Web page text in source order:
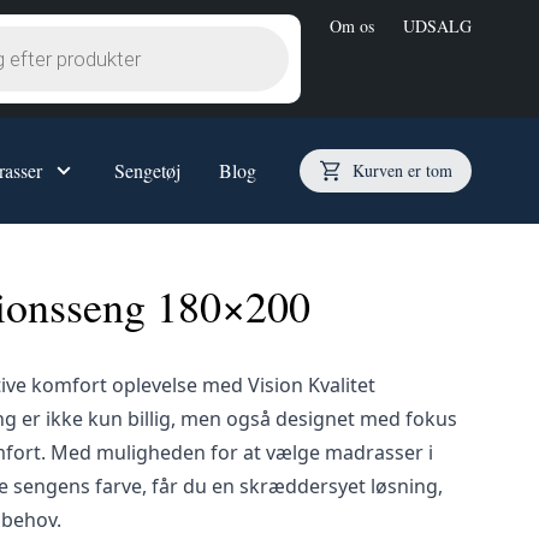
Om os UDSALG
Kurven er tom
Opbevaringsseng 80x200
Opbevaringsseng 120x200
Opbevaringsseng 140x200
Opbevaringsseng 160x200
Opbevaringsseng 180x200
Sengetøj Blog
180×200
komfort oplevelse med Vision Kvalitet
er ikke kun billig, men også designet med fokus
Med muligheden for at vælge madrasser i
sengens farve, får du en skræddersyet løsning,